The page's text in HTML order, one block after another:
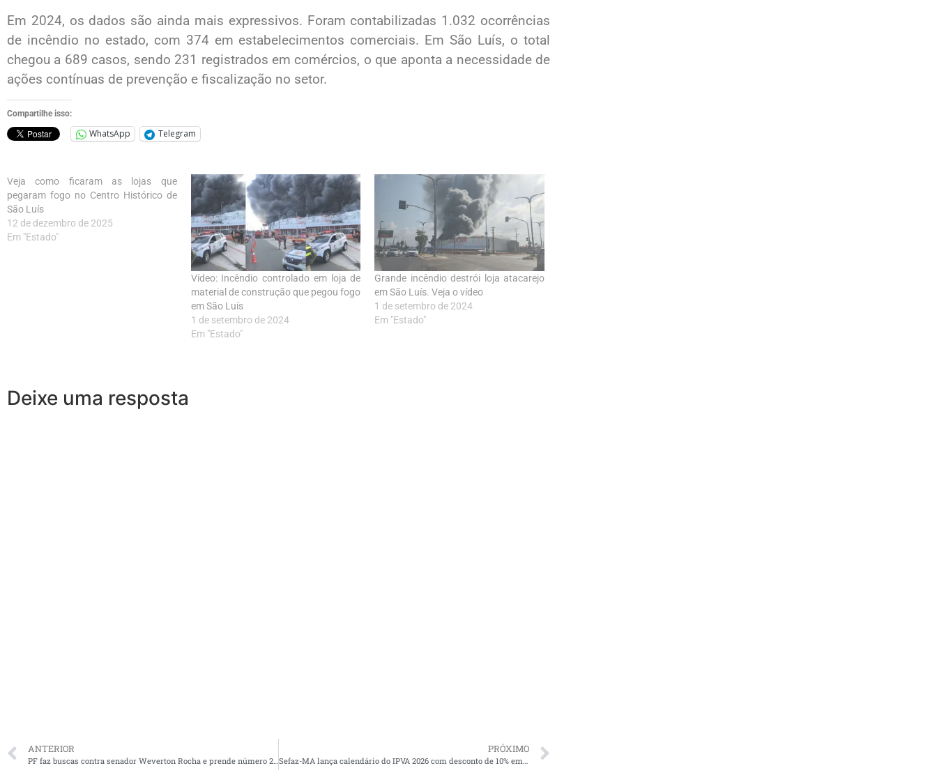
Em 2024, os dados são ainda mais expressivos. Foram contabilizadas 1.032 ocorrências
de incêndio no estado, com 374 em estabelecimentos comerciais. Em São Luís, o total
chegou a 689 casos, sendo 231 registrados em comércios, o que aponta a necessidade de
ações contínuas de prevenção e fiscalização no setor.
Compartilhe isso:
WhatsApp Telegram
Veja como ficaram as lojas que
pegaram fogo no Centro Histórico de
São Luís
12 de dezembro de 2025
Em "Estado"
Vídeo: Incêndio controlado em loja de
material de construção que pegou fogo
em São Luís
1 de setembro de 2024
Em "Estado"
Grande incêndio destrói loja atacarejo
em São Luís. Veja o vídeo
1 de setembro de 2024
Em "Estado"
Deixe uma resposta
ANTERIOR PRÓXIMO